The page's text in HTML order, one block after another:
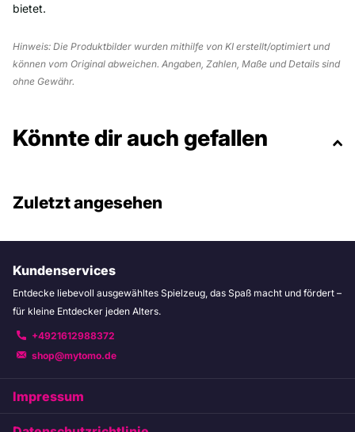
bietet.
Hinweis: Die Produktbilder wurden mithilfe von KI erstellt/optimiert und
können vom Original abweichen. Angaben, Zahlen, Maße und Details sind
ohne Gewähr.
Könnte dir auch gefallen
Zuletzt angesehen
Kundenservices
Entdecke liebevoll ausgewähltes Spielzeug, das Spaß macht und fördert –
für kleine Entdecker jeden Alters.
+4921612988372
shop@mytomo.de
Impressum